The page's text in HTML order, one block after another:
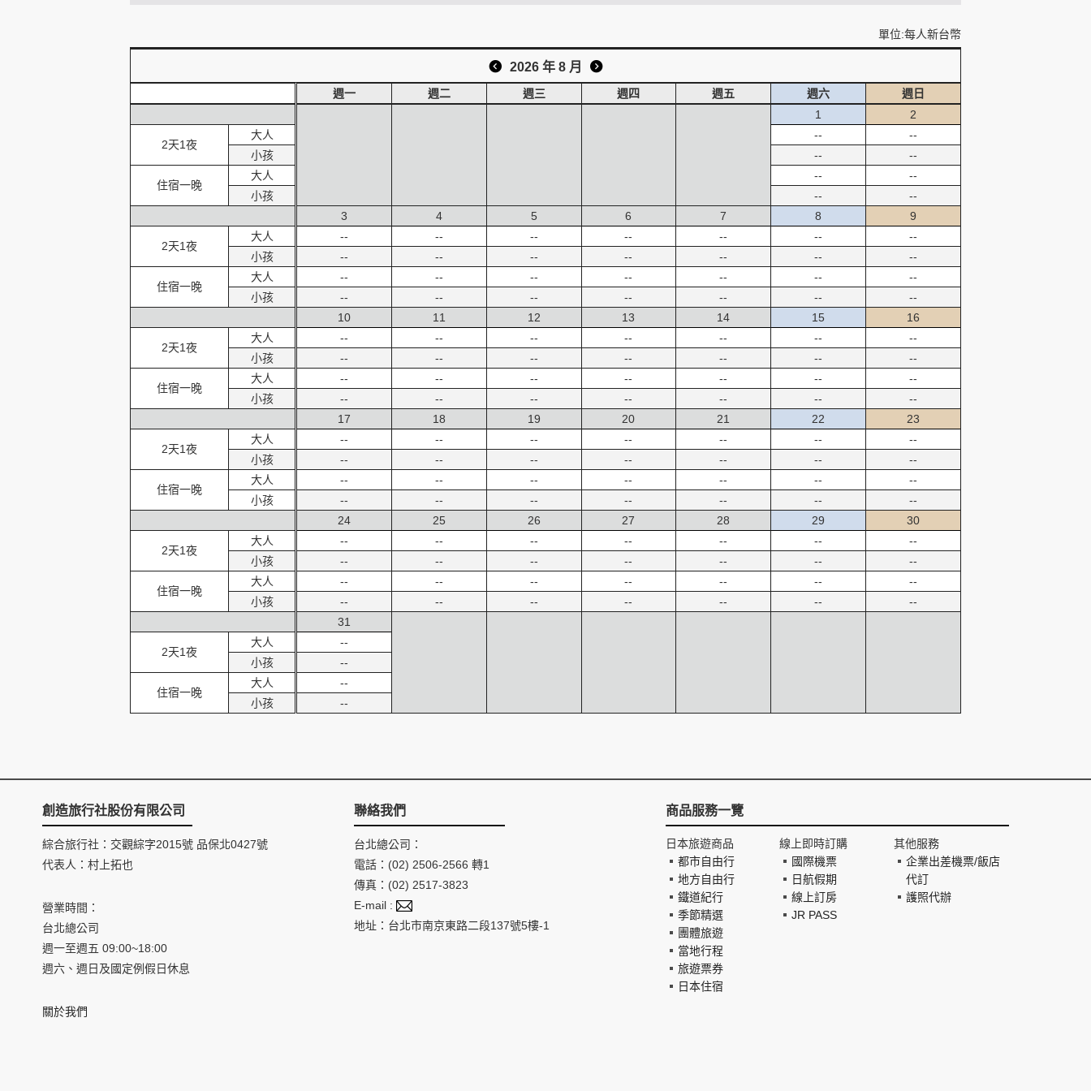
單位:每人新台幣
2026 年 8 月
2天1夜
大人
小孩
住宿一晚
大人
小孩
2天1夜
大人
小孩
住宿一晚
大人
小孩
2天1夜
大人
小孩
住宿一晚
大人
小孩
2天1夜
大人
小孩
住宿一晚
大人
小孩
2天1夜
大人
小孩
住宿一晚
大人
小孩
2天1夜
大人
小孩
住宿一晚
大人
小孩
週一 週二 週三 週四 週五 週六
週日
1
--
--
--
--
2
--
--
--
--
3
--
--
--
--
4
--
--
--
--
5
--
--
--
--
6
--
--
--
--
7
--
--
--
--
8
--
--
--
--
9
--
--
--
--
10
--
--
--
--
11
--
--
--
--
12
--
--
--
--
13
--
--
--
--
14
--
--
--
--
15
--
--
--
--
16
--
--
--
--
17
--
--
--
--
18
--
--
--
--
19
--
--
--
--
20
--
--
--
--
21
--
--
--
--
22
--
--
--
--
23
--
--
--
--
24
--
--
--
--
25
--
--
--
--
26
--
--
--
--
27
--
--
--
--
28
--
--
--
--
29
--
--
--
--
30
--
--
--
--
31
--
--
--
--
創造旅行社股份有限公司
綜合旅行社：交觀綜字2015號 品保北0427號
代表人：村上拓也
營業時間：
台北總公司
週一至週五 09:00~18:00
週六、週日及國定例假日休息
關於我們
聯絡我們
台北總公司：
電話：(02) 2506-2566 轉1
傳真：(02) 2517-3823
E-mail :
地址：台北市南京東路二段137號5樓-1
商品服務一覽
日本旅遊商品
都市自由行
地方自由行
鐵道紀行
季節精選
團體旅遊
當地行程
旅遊票券
日本住宿
線上即時訂購
國際機票
日航假期
線上訂房
JR PASS
其他服務
企業出差機票/飯店
代訂
護照代辦